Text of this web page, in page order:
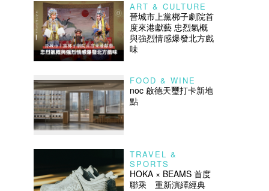
ART & CULTURE
晉城市上黨梆子劇院首
度來港獻藝 忠烈氣概
與強烈情感爆發北方戲
味
FOOD & WINE
noc 啟德天璽打卡新地
點
TRAVEL &
SPORTS
HOKA × BEAMS 首度
聯乘 重新演繹經典